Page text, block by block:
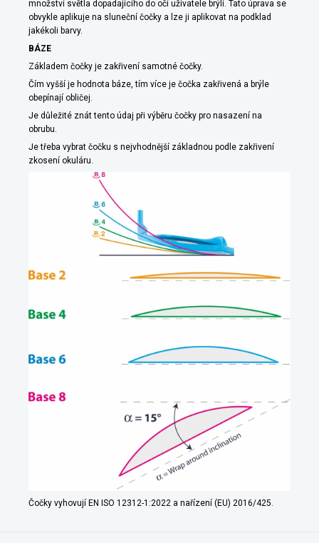
množství světla dopadajícího do očí uživatele brýlí. Tato úprava se
obvykle aplikuje na sluneční čočky a lze ji aplikovat na podklad
jakékoli barvy.
BÁZE
Základem čočky je zakřivení samotné čočky.
Čím vyšší je hodnota báze, tím více je čočka zakřivená a brýle
obepínají obličej.
Je důležité znát tento údaj při výběru čočky pro nasazení na
obrubu.
Je třeba vybrat čočku s nejvhodnější základnou podle zakřivení
zkosení okuláru.
Čočky vyhovují EN ISO 12312-1:2022 a nařízení (EU) 2016/425.